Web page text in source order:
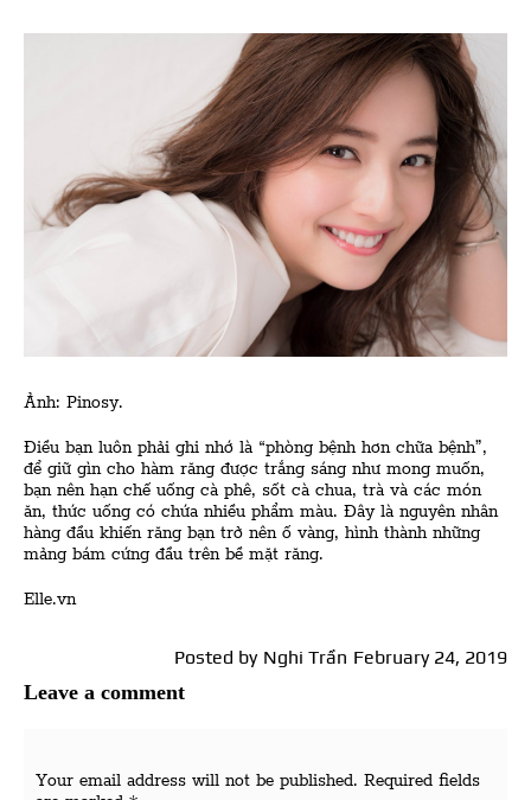
Ảnh: Pinosy.
Điều bạn luôn phải ghi nhớ là “phòng bệnh hơn chữa bệnh”,
để giữ gìn cho hàm răng được trắng sáng như mong muốn,
bạn nên hạn chế uống cà phê, sốt cà chua, trà và các món
ăn, thức uống có chứa nhiều phẩm màu. Đây là nguyên nhân
hàng đầu khiến răng bạn trở nên ố vàng, hình thành những
mảng bám cứng đầu trên bề mặt răng.
Elle.vn
Posted by Nghi Trần February 24, 2019
Leave a comment
Your email address will not be published. Required fields